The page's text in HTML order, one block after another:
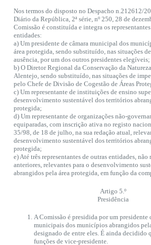
Nos termos do disposto no Despacho n.212612/
Diário da República, 2ª série, nº 250, 28 de
Comissão é constituída e integra os
entidades:
a) Um presidente de câmara municipal dos
área protegida, sendo substituído, nas situações
ausência, por um dos outros presidentes elegíveis;
b) O Diretor Regional da Conservação da
Alentejo, sendo substituído, nas situações de
pelo Chefe de Divisão de Cogestão de Áreas
c) Um representante de instituições de ensino
desenvolvimento sustentável dos territórios
protegida;
d) Um representante de organizações não-
equiparadas, com inscrição ativa no registo
35/98, de 18 de julho, na sua redação atual,
desenvolvimento sustentável dos territórios
protegida;
e) Até três representantes de outras entidades, não
anteriores, relevantes para o desenvolvimento
abrangidos pela área protegida, em função da
Artigo 5.º
Presidência
A Comissão é presidida por um presidente
municipais dos municípios abrangidos
designado de entre eles. É ainda decidido
funções de vice-presidente.